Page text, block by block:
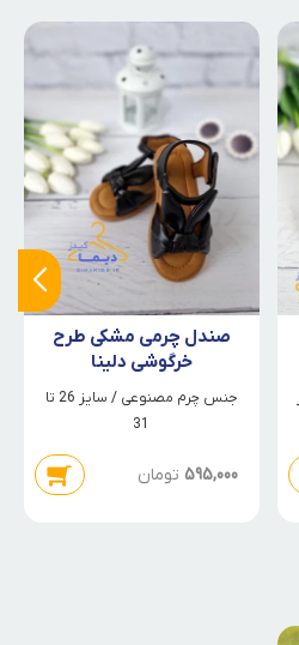
صندل چرمی مشکی طرح
خرگوشی دلینا
جنس چرم مصنوعی / سایز 26 تا
31
595,000 تومان